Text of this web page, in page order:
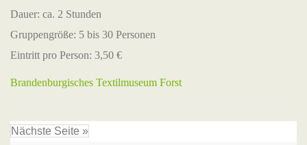
Dauer: ca. 2 Stunden
Gruppengröße: 5 bis 30 Personen
Eintritt pro Person: 3,50 €
Brandenburgisches Textilmuseum Forst
Nächste Seite »